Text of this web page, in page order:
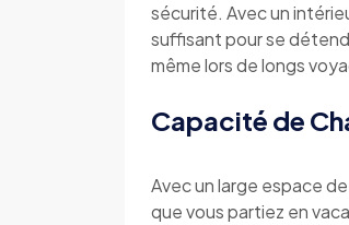
sécurité. Avec un
suffisant pour se
même lors de longs
Capacité de
Avec un large espace
que vous partiez en